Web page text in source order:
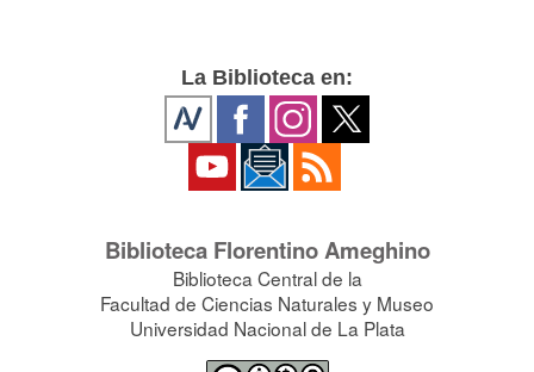
La Biblioteca en:
Biblioteca Florentino Ameghino
Biblioteca Central de la
Facultad de Ciencias Naturales y Museo
Universidad Nacional de La Plata